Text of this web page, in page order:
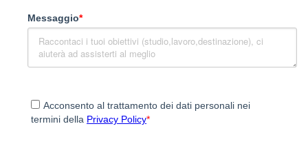
Messaggio*
Acconsento al trattamento dei dati personali nei
termini della Privacy Policy*